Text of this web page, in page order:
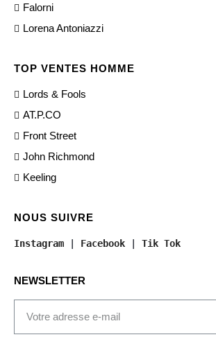
Falorni
Lorena Antoniazzi
TOP VENTES HOMME
Lords & Fools
AT.P.CO
Front Street
John Richmond
Keeling
NOUS SUIVRE
Instagram | Facebook | Tik Tok
NEWSLETTER